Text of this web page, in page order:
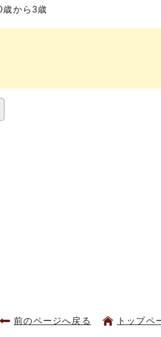
歳から3歳
前のページへ戻る トップペ